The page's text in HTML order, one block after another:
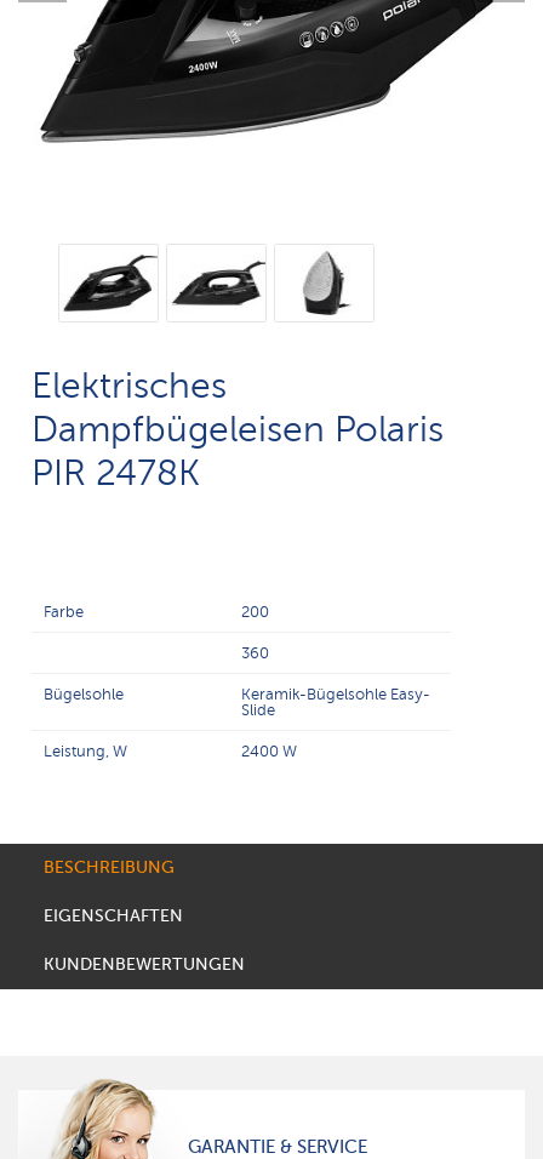
Elektrisches
Dampfbügeleisen Polaris
PIR 2478K
Farbe 200
360
Bügelsohle
Keramik-Bügelsohle Easy-
Slide
Leistung, W 2400 W
BESCHREIBUNG
EIGENSCHAFTEN
KUNDENBEWERTUNGEN
GARANTIE & SERVICE